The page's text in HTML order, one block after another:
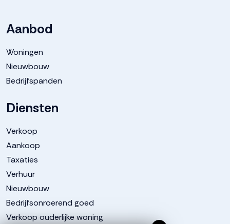
Aanbod
Woningen
Nieuwbouw
Bedrijfspanden
Diensten
Verkoop
Aankoop
Taxaties
Verhuur
Nieuwbouw
Bedrijfsonroerend goed
Verkoop ouderlijke woning